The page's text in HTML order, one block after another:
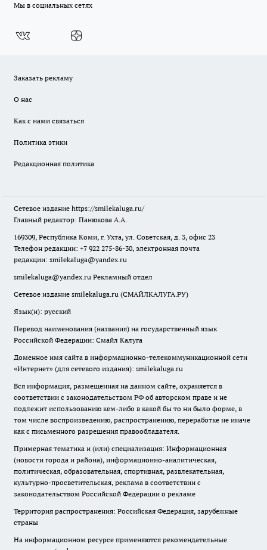
Мы в социальных сетях
Заказать рекламу
О нас
Как с нами связаться
Политика этики
Редакционная политика
Сетевое издание https://smilekaluga.ru/
Главный редактор: Панюкова А.А.
169309, Республика Коми, г. Ухта, ул. Советская, д. 3, офис 23
Телефон редакции: +7 922 275-86-30, электронная почта
редакции: smilekaluga@yandex.ru
smilekaluga@yandex.ru Рекламный отдел
Сетевое издание smilekaluga.ru (СМАЙЛКАЛУГА.РУ)
Язык(и): русский
Перевод наименования (названия) на государственный язык
Российской Федерации: Смайл Калуга
Доменное имя сайта в информационно-телекоммуникационной сети
«Интернет» (для сетевого издания): smilekaluga.ru
Вся информация, размещенная на данном сайте, охраняется в
соответствии с законодательством РФ об авторском праве и не
подлежит использованию кем-либо в какой бы то ни было форме, в
том числе воспроизведению, распространению, переработке не иначе
как с письменного разрешения правообладателя.
Примерная тематика и (или) специализация: Информационная
(новости города и района), информационно-аналитическая,
политическая, образовательная, спортивная, развлекательная,
культурно-просветительская, реклама в соответствии с
законодательством Российской Федерации о рекламе
Территория распространения: Российская Федерация, зарубежные
страны
На информационном ресурсе применяются рекомендательные